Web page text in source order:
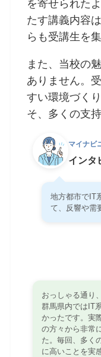
を寄せられた
たす講義内容
らも受講生を
また、当校の
ありません。
すい環境づく
そ、多くの支
マイナビ
インタ
地方都市でIT
て、反響や需
おっしゃる通り
群馬県内ではIT
かったです。実
の方々から非常
た。毎回、多く
に高いことを実